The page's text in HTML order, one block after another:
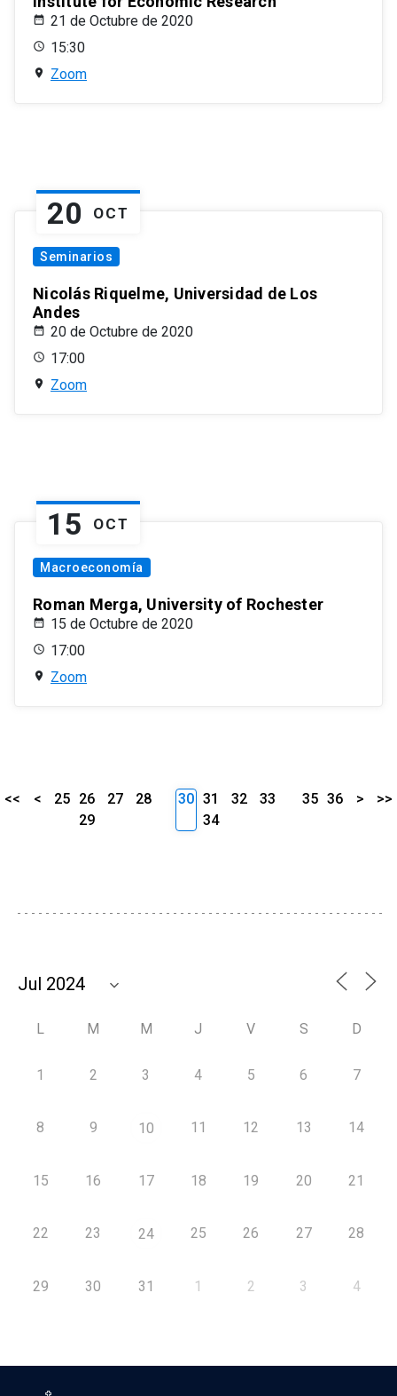
21 de Octubre de 2020
15:30
Zoom
20 OCT
Seminarios
Nicolás Riquelme, Universidad de Los
Andes
20 de Octubre de 2020
17:00
Zoom
15 OCT
Macroeconomía
Roman Merga, University of Rochester
15 de Octubre de 2020
17:00
Zoom
<< < 25 26 27
28
29
30 31 32
33
34
35 36 > >>
L M M J V S D
1 2 3 4 5 6 7
8 9 10 11 12 13 14
15 16 17 18 19 20 21
22 23 24 25 26 27 28
29 30 31 1 2 3 4